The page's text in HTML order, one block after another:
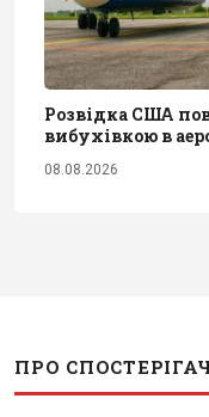
Розвідка США
вибухівкою в
08.08.2026
ПРО СПОСТЕРІГАЧ